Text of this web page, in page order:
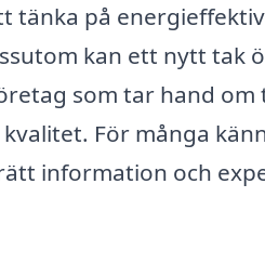
tänka på
kan ett nytt tak
som tar hand om
För många
information och